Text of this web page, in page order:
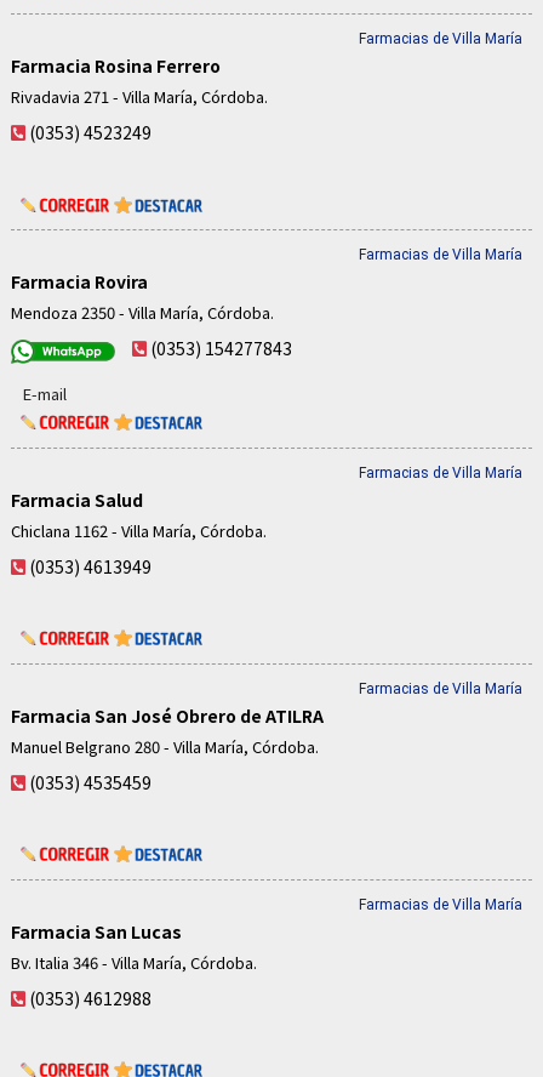
Farmacias de Villa María
Farmacia Rosina Ferrero
Rivadavia 271 - Villa María, Córdoba.
(0353) 4523249
Farmacias de Villa María
Farmacia Rovira
Mendoza 2350 - Villa María, Córdoba.
(0353) 154277843
E-mail
Farmacias de Villa María
Farmacia Salud
Chiclana 1162 - Villa María, Córdoba.
(0353) 4613949
Farmacias de Villa María
Farmacia San José Obrero de ATILRA
Manuel Belgrano 280 - Villa María, Córdoba.
(0353) 4535459
Farmacias de Villa María
Farmacia San Lucas
Bv. Italia 346 - Villa María, Córdoba.
(0353) 4612988